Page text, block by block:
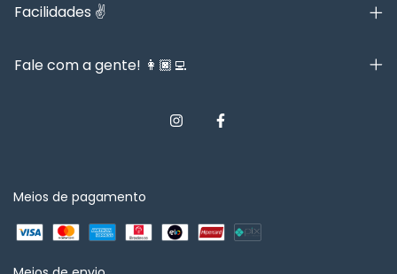
Facilidades ✌️
Fale com a gente! 👩🏿‍💻
Meios de pagamento